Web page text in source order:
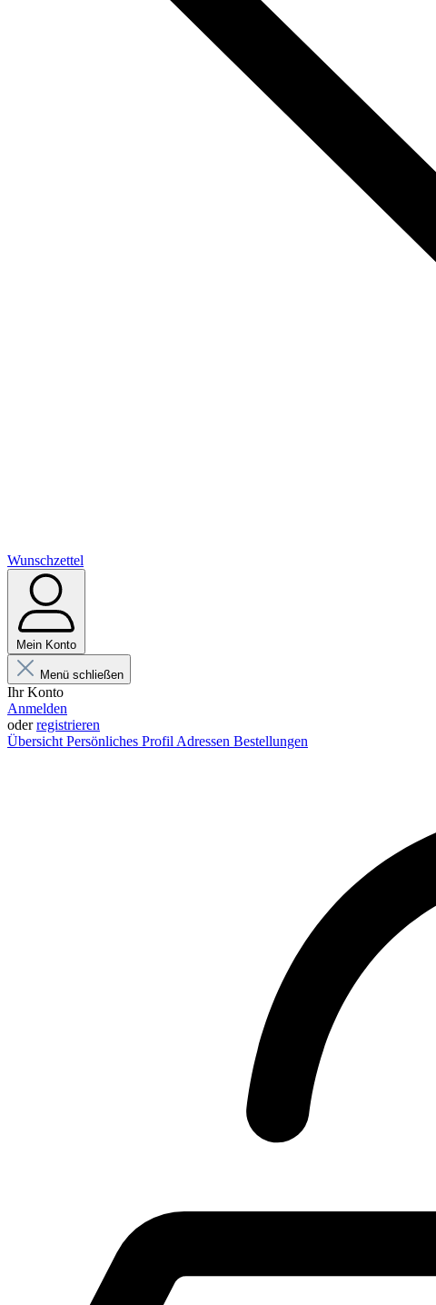
Wunschzettel
Mein Konto
Menü schließen
Ihr Konto
Anmelden
oderregistrieren
Übersicht Persönliches Profil Adressen Bestellungen